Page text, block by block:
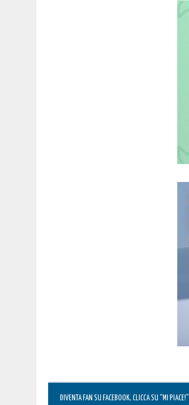
DIVENTA FAN SU FACEBOOK, CLICCA SU “MI PIACE!”